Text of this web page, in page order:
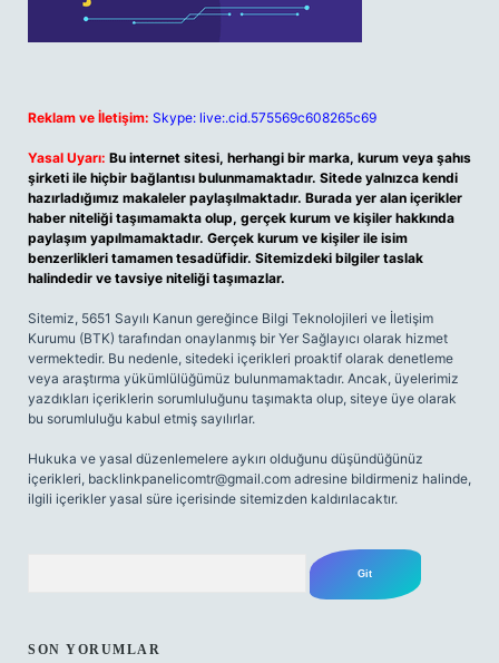
Reklam ve İletişim: Skype: live:.cid.575569c608265c69
Yasal Uyarı: Bu internet sitesi, herhangi bir marka, kurum veya şahıs
şirketi ile hiçbir bağlantısı bulunmamaktadır. Sitede yalnızca kendi
hazırladığımız makaleler paylaşılmaktadır. Burada yer alan içerikler
haber niteliği taşımamakta olup, gerçek kurum ve kişiler hakkında
paylaşım yapılmamaktadır. Gerçek kurum ve kişiler ile isim
benzerlikleri tamamen tesadüfidir. Sitemizdeki bilgiler taslak
halindedir ve tavsiye niteliği taşımazlar.
Sitemiz, 5651 Sayılı Kanun gereğince Bilgi Teknolojileri ve İletişim
Kurumu (BTK) tarafından onaylanmış bir Yer Sağlayıcı olarak hizmet
vermektedir. Bu nedenle, sitedeki içerikleri proaktif olarak denetleme
veya araştırma yükümlülüğümüz bulunmamaktadır. Ancak, üyelerimiz
yazdıkları içeriklerin sorumluluğunu taşımakta olup, siteye üye olarak
bu sorumluluğu kabul etmiş sayılırlar.
Hukuka ve yasal düzenlemelere aykırı olduğunu düşündüğünüz
içerikleri, backlinkpanelicomtr@gmail.com adresine bildirmeniz halinde,
ilgili içerikler yasal süre içerisinde sitemizden kaldırılacaktır.
SON YORUMLAR